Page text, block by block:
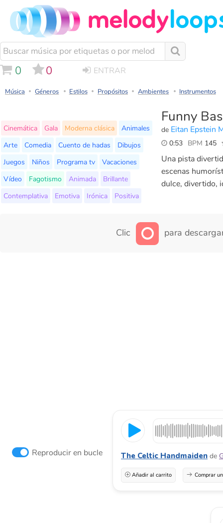
0 0 ENTRAR
Música Géneros Estilos Propósitos Ambientes Instrumentos
Funny
de Eitan Epstein
0:53 BPM 145
Cinemática Gala Moderna clásica
Animales
Arte
Comedia Cuento de hadas
Dibujos
Juegos
Niños Programa tv
Vacaciones
Vídeo
Fagotismo Animada
Brillante
Contemplativa
Emotiva Irónica Positiva
Una pista
escenas
dulce, divertido,
Clic para
Reproducir en bucle The Celtic Handmaiden de
Añadir al carrito Comprar